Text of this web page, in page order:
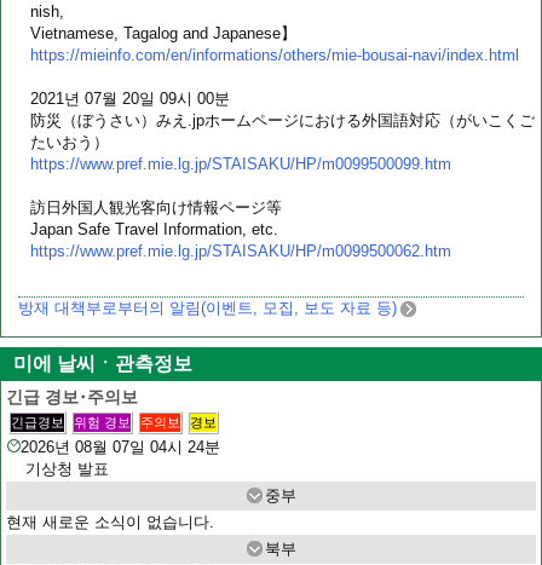
nish,
Vietnamese, Tagalog and Japanese】
https://mieinfo.com/en/informations/others/mie-bousai-navi/index.html
2021년 07월 20일 09시 00분
防災（ぼうさい）みえ.jpホームページにおける外国語対応（がいこくご
たいおう）
https://www.pref.mie.lg.jp/STAISAKU/HP/m0099500099.htm
訪日外国人観光客向け情報ページ等
Japan Safe Travel Information, etc.
https://www.pref.mie.lg.jp/STAISAKU/HP/m0099500062.htm
방재 대책부로부터의 알림(이벤트, 모집, 보도 자료 등)
미에 날씨ㆍ관측정보
긴급 경보･주의보
긴급경보 위험 경보 주의보 경보
2026년 08월 07일 04시 24분
기상청 발표
중부
현재 새로운 소식이 없습니다.
북부